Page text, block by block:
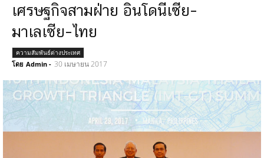
เศรษฐกิจสามฝ่าย อินโดนีเซีย–
มาเลเซีย–ไทย
ความสัมพันธ์ต่างประเทศ
โดย Admin - 30 เมษายน 2017